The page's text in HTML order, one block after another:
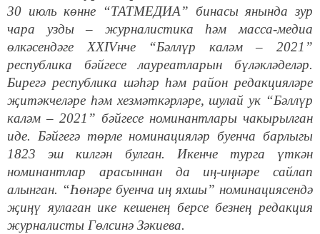
30 июль көнне “ТАТМЕДИА” бинасы янында зур
чара узды – журналистика һәм масса-медиа
өлкәсендәге XXIVнче “Бәллүр каләм – 2021”
республика бәйгесе лауреатларын бүләкләделәр.
Бирегә республика шәһәр һәм район редакцияләре
җитәкчеләре һәм хезмәткәрләре, шулай ук “Бәллүр
каләм – 2021” бәйгесе номинантлары чакырылган
иде. Бәйгегә төрле номинацияләр буенча барлыгы
1823 эш килгән булган. Икенче турга үткән
номинантлар арасыннан да иң-иңнәре сайлап
алынган. “Һөнәре буенча иң яхшы” номинациясендә
җиңү яулаган ике кешенең берсе безнең редакция
журналисты Гөлсинә Зәкиева.